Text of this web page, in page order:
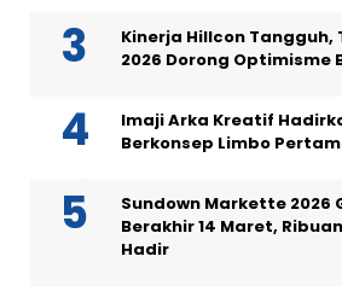
Kinerja Hillcon Tangguh,
2026 Dorong Optimisme
Imaji Arka Kreatif
Berkonsep Limbo
Sundown Markette 2026
Berakhir 14 Maret,
Hadir